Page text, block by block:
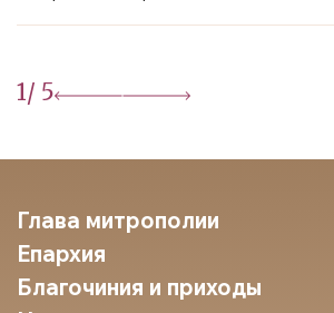
1/ 5
Глава митрополии
Епархия
Благочиния и приходы